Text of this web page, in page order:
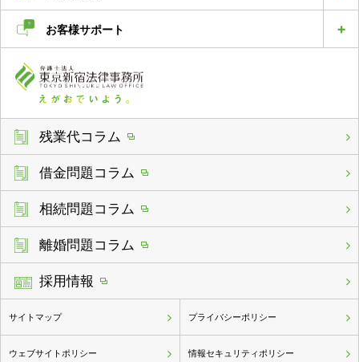
お客様サポート
残業代コラム
借金問題コラム
相続問題コラム
離婚問題コラム
採用情報
サイトマップ プライバシーポリシー
ウェブサイトポリシー 情報セキュリティポリシー